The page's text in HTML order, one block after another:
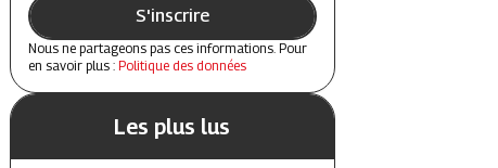
S'inscrire
Nous ne partageons pas ces informations. Pour
en savoir plus : Politique des données
Les plus lus